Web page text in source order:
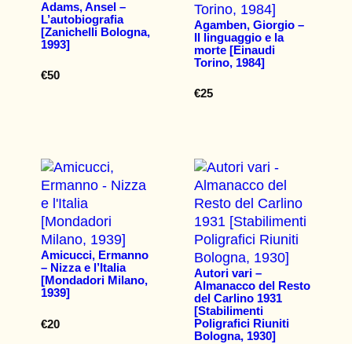
Adams, Ansel –
L’autobiografia
[Zanichelli Bologna,
1993]
€50
Agamben, Giorgio –
Il linguaggio e la
morte [Einaudi
Torino, 1984]
€25
Amicucci, Ermanno
– Nizza e l’Italia
[Mondadori Milano,
1939]
€20
Autori vari –
Almanacco del Resto
del Carlino 1931
[Stabilimenti
Poligrafici Riuniti
Bologna, 1930]